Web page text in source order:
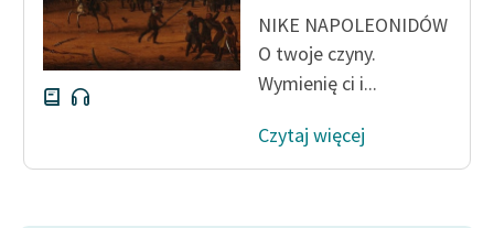
NIKE NAPOLEONIDÓW
O twoje czyny.
Wymienię ci i...
Czytaj więcej